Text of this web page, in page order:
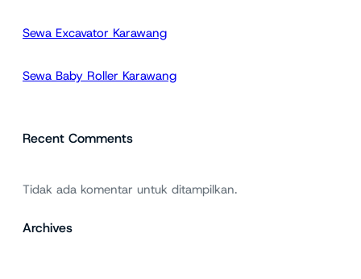
Sewa Excavator Karawang
Sewa Baby Roller Karawang
Recent Comments
Tidak ada komentar untuk ditampilkan.
Archives